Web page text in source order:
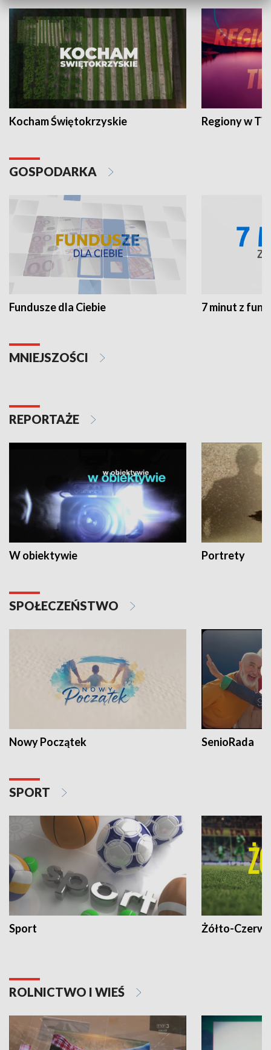
Kocham Świętokrzyskie Regiony w
GOSPODARKA
Fundusze dla Ciebie 7 minut z
MNIEJSZOŚCI
REPORTAŻE
W obiektywie Portrety
SPOŁECZEŃSTWO
Nowy Początek SenioRada
SPORT
Sport Żółto-
ROLNICTWO I WIEŚ